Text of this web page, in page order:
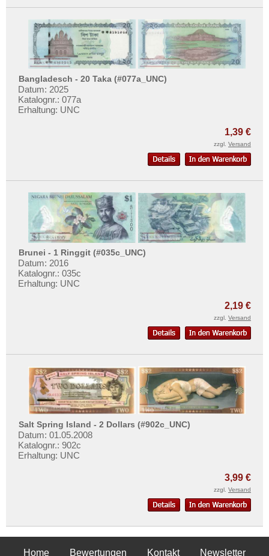
Bangladesch - 20 Taka (#077a_UNC)
Datum: 2025
Katalognr.: 077a
Erhaltung: UNC
1,39 €
zzgl. Versand
Brunei - 1 Ringgit (#035c_UNC)
Datum: 2016
Katalognr.: 035c
Erhaltung: UNC
2,19 €
zzgl. Versand
Salt Spring Island - 2 Dollars (#902c_UNC)
Datum: 01.05.2008
Katalognr.: 902c
Erhaltung: UNC
3,99 €
zzgl. Versand
Home Bewertungen Kontakt Newsletter